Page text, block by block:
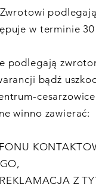
w terminie
podlegają
bądź
winno zawierać:
Z